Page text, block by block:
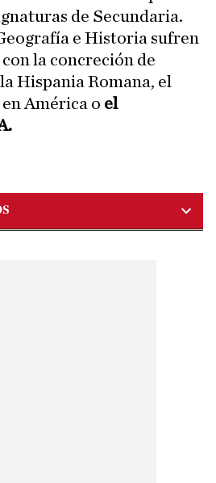
de Secundaria.
e Historia sufren
la concreción de
Hispania Romana, el
América o el